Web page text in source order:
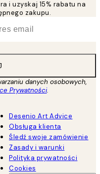
i uzyskaj 15% rabatu na
zakupu.
danych osobowych,
Prywatności.
Desenio Art Advice
Obsługa klienta
Śledź swoje zamówienie
Zasady i warunki
Polityka prywatności
Cookies